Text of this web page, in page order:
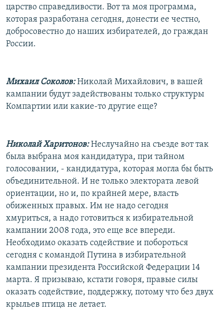
царство справедливости. Вот та моя программа,
которая разработана сегодня, донести ее честно,
добросовестно до наших избирателей, до граждан
России.
Михаил Соколов:Николай Михайлович, в вашей
кампании будут задействованы только структуры
Компартии или какие-то другие еще?
Николай Харитонов:Неслучайно на съезде вот так
была выбрана моя кандидатура, при тайном
голосовании, - кандидатура, которая могла бы быть
объединительной. И не только электората левой
ориентации, но и, по крайней мере, власть
обиженных правых. Им не надо сегодня
хмуриться, а надо готовиться к избирательной
кампании 2008 года, это еще все впереди.
Необходимо оказать содействие и побороться
сегодня с командой Путина в избирательной
кампании президента Российской Федерации 14
марта. Я призываю, кстати говоря, правые силы
оказать содействие, поддержку, потому что без двух
крыльев птица не летает.